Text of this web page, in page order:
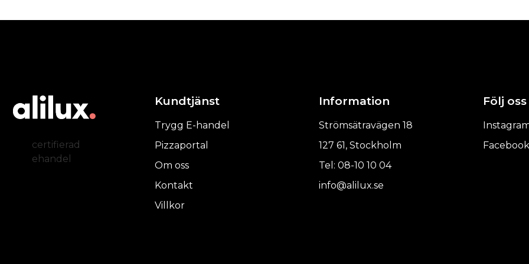
certifierad
ehandel
Kundtjänst
Trygg E-handel
Pizzaportal
Om oss
Kontakt
Villkor
Information
Strömsätravägen 18
127 61, Stockholm
Tel: 08-10 10 04
info@alilux.se
Följ oss
Facebook